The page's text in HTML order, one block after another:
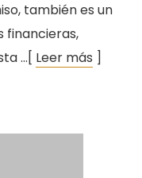
también es un
financieras,
…[ Leer más ]